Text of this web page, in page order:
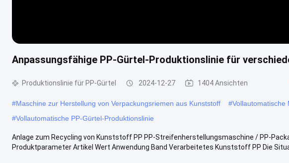
Anpassungsfähige PP-Gürtel-Produktionslinie für
Produktionslinie für PP-Gürtel 2024-12-27 1404 Ansichten
#Maschine zur Herstellung von Verpackungsriemen aus Kunststoff #Vollautomatische
#Vollautomatische PP-Gürtel-Produktionslinie
Anlage zum Recycling von Kunststoff PP PP-Streifenherstellungsmaschine / PP-
Produktparameter Artikel Wert Anwendung Band Verarbeitetes Kunststoff PP Die